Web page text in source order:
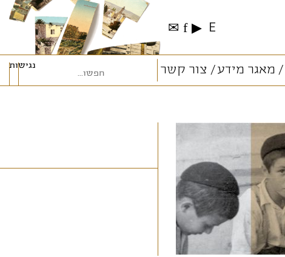
E
▶
f
✉
מאגר מידע צור קשר נגישות